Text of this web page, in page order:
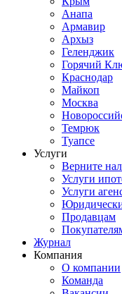
Анапа
Армавир
Архыз
Геленджик
Горячий
Краснодар
Майкоп
Москва
Темрюк
Туапсе
Услуги
Верните
Услуги
Услуги
Продавцам
Журнал
Компания
О компании
Команда